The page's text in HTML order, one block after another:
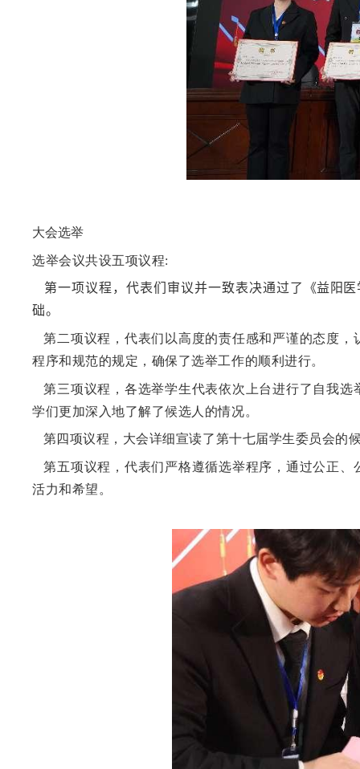
大会选举
选举会议共设五项议程:
第一项议程，代表们审议并一致表决通过了
《益阳
础。
第二项议程，代表们以高度的责任感和严谨的态度，
程序和规范的规定，确保了选举工作的顺利进行。
第三项议程，各选举学生代表依次上台进行了自我选
学们更加深入地了解了候选人的情况。
第四项议程，大会详细宣读了第十七届学生委员会的
第五项议程，代表们严格遵循选举程序，通过公正、
活力和希望。